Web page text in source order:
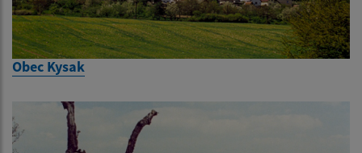
Obec Kysak